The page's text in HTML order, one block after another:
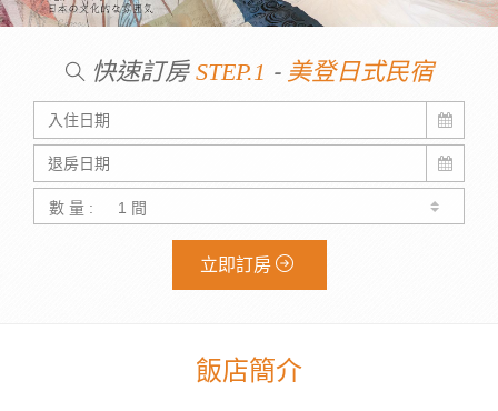
快速訂房 STEP.1 - 美登日式民宿
數 量 :
立即訂房
飯店簡介